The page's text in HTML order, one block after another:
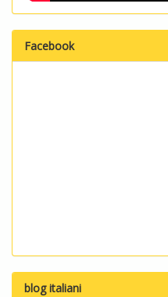
Facebook
blog italiani